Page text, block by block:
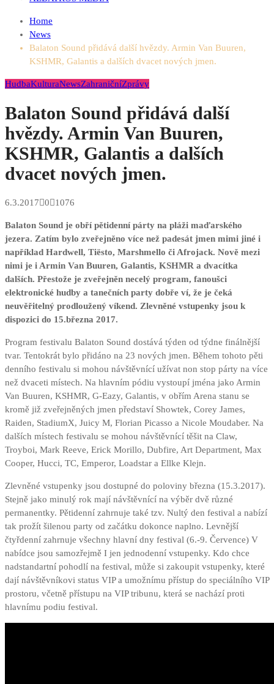
Home
News
Balaton Sound přidává další hvězdy. Armin Van Buuren,
KSHMR, Galantis a dalších dvacet nových jmen.
HudbaKulturaNewsZahraničníZprávy
Balaton Sound přidává další
hvězdy. Armin Van Buuren,
KSHMR, Galantis a dalších
dvacet nových jmen.
6.3.2017 0 1076
Balaton Sound je obří pětidenní párty na pláži maďarského
jezera. Zatím bylo zveřejněno více než padesát jmen mimi jiné i
například Hardwell, Tiësto, Marshmello či Afrojack. Nově mezi
nimi je i Armin Van Buuren, Galantis, KSHMR a dvacítka
dalších. Přestože je zveřejněn necelý program, fanoušci
elektronické hudby a tanečních party dobře ví, že je čeká
neuvěřitelný prodloužený víkend. Zlevněné vstupenky jsou k
dispozici do 15.března 2017.
Program festivalu Balaton Sound dostává týden od týdne finálnější
tvar. Tentokrát bylo přidáno na 23 nových jmen. Během tohoto pěti
denního festivalu si mohou návštěvnící užívat non stop párty na více
než dvaceti místech. Na hlavním pódiu vystoupí jména jako Armin
Van Buuren, KSHMR, G-Eazy, Galantis, v obřím Arena stanu se
kromě již zveřejněných jmen představí Showtek, Corey James,
Raiden, StadiumX, Juicy M, Florian Picasso a Nicole Moudaber. Na
dalších místech festivalu se mohou návštěvnící těšit na Claw,
Troyboi, Mark Reeve, Erick Morillo, Dubfire, Art Department, Max
Cooper, Hucci, TC, Emperor, Loadstar a Ellke Klejn.
Zlevněné vstupenky jsou dostupné do poloviny března (15.3.2017).
Stejně jako minulý rok mají návštěvnící na výběr dvě různé
permanentky. Pětidenní zahrnuje také tzv. Nultý den festival a nabízí
tak prožít šilenou party od začátku dokonce naplno. Levnější
čtyřdenní zahrnuje všechny hlavní dny festival (6.-9. Července) V
nabídce jsou samozřejmě I jen jednodenní vstupenky. Kdo chce
nadstandartní pohodlí na festival, může si zakoupit vstupenky, které
dají návštěvníkovi status VIP a umožnímu přístup do speciálního VIP
prostoru, včetně přístupu na VIP tribunu, která se nachází proti
hlavnímu podiu festival.